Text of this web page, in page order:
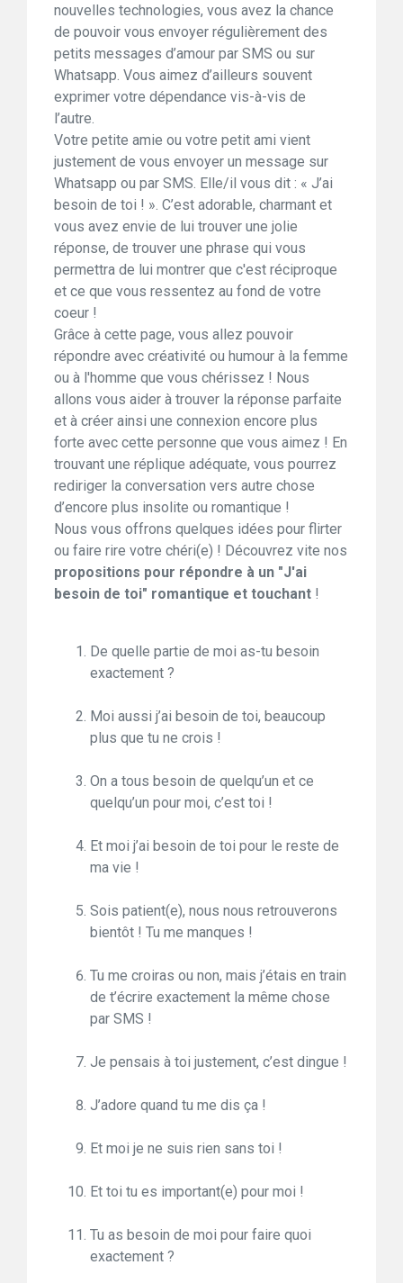
nouvelles technologies, vous avez la chance
de pouvoir vous envoyer régulièrement des
petits messages d’amour par SMS ou sur
Whatsapp. Vous aimez d’ailleurs souvent
exprimer votre dépendance vis-à-vis de
l’autre.
Votre petite amie ou votre petit ami vient
justement de vous envoyer un message sur
Whatsapp ou par SMS. Elle/il vous dit : « J’ai
besoin de toi ! ». C’est adorable, charmant et
vous avez envie de lui trouver une jolie
réponse, de trouver une phrase qui vous
permettra de lui montrer que c'est réciproque
et ce que vous ressentez au fond de votre
coeur !
Grâce à cette page, vous allez pouvoir
répondre avec créativité ou humour à la femme
ou à l'homme que vous chérissez ! Nous
allons vous aider à trouver la réponse parfaite
et à créer ainsi une connexion encore plus
forte avec cette personne que vous aimez ! En
trouvant une réplique adéquate, vous pourrez
rediriger la conversation vers autre chose
d’encore plus insolite ou romantique !
Nous vous offrons quelques idées pour flirter
ou faire rire votre chéri(e) ! Découvrez vite nos
propositions pour répondre à un "J'ai
besoin de toi" romantique et touchant !
De quelle partie de moi as-tu besoin
exactement ?
Moi aussi j’ai besoin de toi, beaucoup
plus que tu ne crois !
On a tous besoin de quelqu’un et ce
quelqu’un pour moi, c’est toi !
Et moi j’ai besoin de toi pour le reste de
ma vie !
Sois patient(e), nous nous retrouverons
bientôt ! Tu me manques !
Tu me croiras ou non, mais j’étais en train
de t’écrire exactement la même chose
par SMS !
Je pensais à toi justement, c’est dingue !
J’adore quand tu me dis ça !
Et moi je ne suis rien sans toi !
Et toi tu es important(e) pour moi !
Tu as besoin de moi pour faire quoi
exactement ?